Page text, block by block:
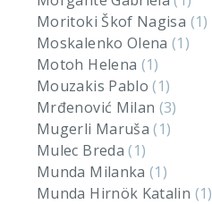
Moritoki Škof Nagisa (1)
Moskalenko Olena(1)
Motoh Helena (1)
Mouzakis Pablo(1)
Mrđenović Milan (3)
Mugerli Maruša(1)
Mulec Breda(1)
Munda Milanka(1)
Munda Hirnök Katalin (1)